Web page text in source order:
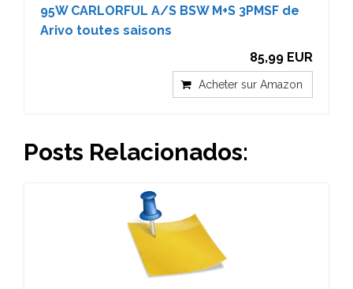
95W CARLORFUL A/S BSW M+S 3PMSF de
Arivo toutes saisons
85,99 EUR
Acheter sur Amazon
Posts Relacionados: